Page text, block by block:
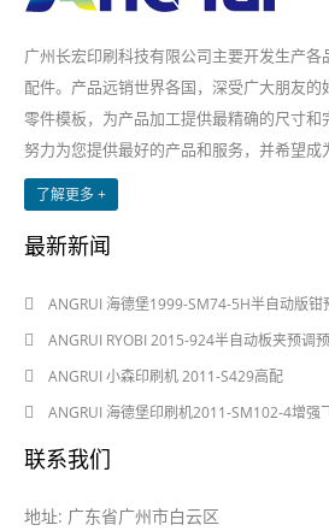
广州长宏印刷科技有限公司主要开发生产
配件。产品远销世界各国，深受广大朋友的
零件模板，为产品加工提供最精确的尺寸和
努力为您提供最好的产品和服务，并希望成
了解更多 +
最新新闻
ANGRUI 海德堡1999-SM74-5H半自动版钳
ANGRUI RYOBI 2015-924半自动板夹预调
ANGRUI 小森印刷机 2011-S429高配
ANGRUI 海德堡印刷机2011-SM102-4增强
联系我们
地址: 广东省广州市白云区